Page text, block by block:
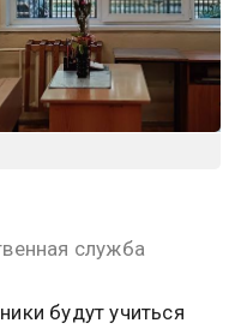
служба
будут учиться